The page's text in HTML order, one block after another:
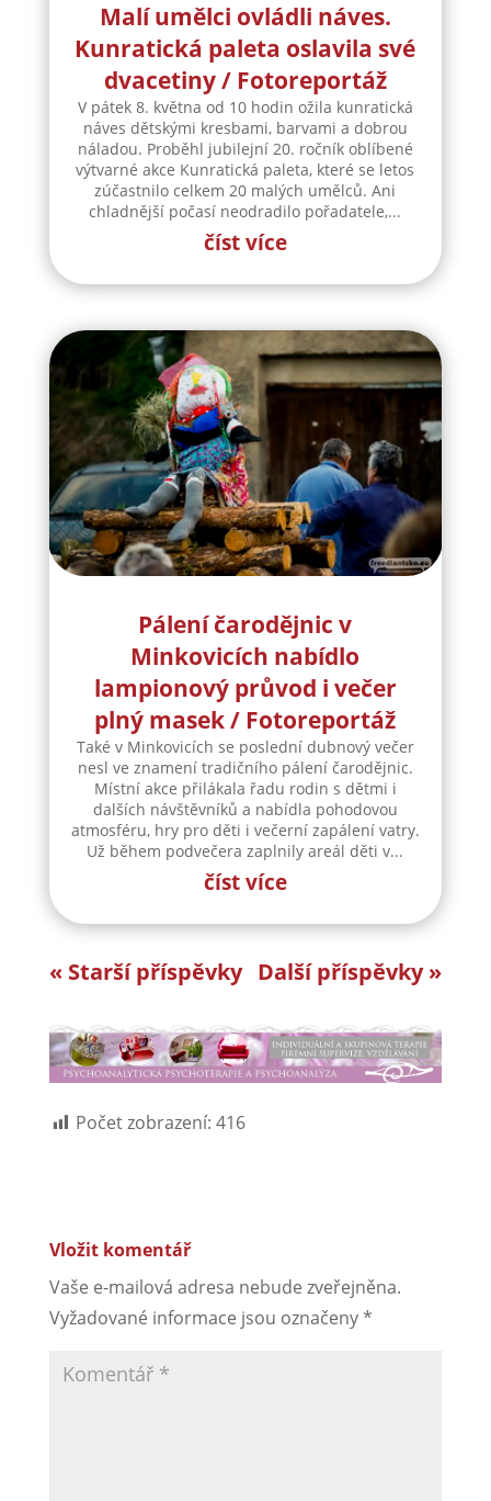
Malí umělci ovládli náves.
Kunratická paleta oslavila své
dvacetiny / Fotoreportáž
V pátek 8. května od 10 hodin ožila kunratická
náves dětskými kresbami, barvami a dobrou
náladou. Proběhl jubilejní 20. ročník oblíbené
výtvarné akce Kunratická paleta, které se letos
zúčastnilo celkem 20 malých umělců. Ani
chladnější počasí neodradilo pořadatele,...
číst více
Pálení čarodějnic v
Minkovicích nabídlo
lampionový průvod i večer
plný masek / Fotoreportáž
Také v Minkovicích se poslední dubnový večer
nesl ve znamení tradičního pálení čarodějnic.
Místní akce přilákala řadu rodin s dětmi i
dalších návštěvníků a nabídla pohodovou
atmosféru, hry pro děti i večerní zapálení vatry.
Už během podvečera zaplnily areál děti v...
číst více
« Starší příspěvky Další příspěvky »
Počet zobrazení: 416
Vložit komentář
Vaše e-mailová adresa nebude zveřejněna.
Vyžadované informace jsou označeny*